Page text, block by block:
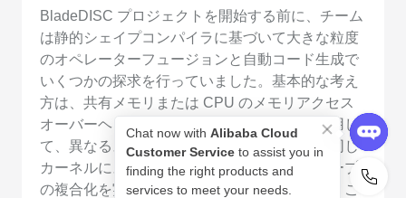
BladeDISC プロジェクトを開始する前に、チーム
は静的シェイプコンパイラに基づいて大きな粒度
のオペレーターフュージョンと自動コード生成で
いくつかの探求を行っていました。基本的な考え
方は、共有メモリまたは CPU のメモリアクセス
オーバーヘッドが低いメモリキャッシュを使用し
て、異なるスケジュールの計算サブグラフを同じ
カーネルにスティッチングし、複数の並列ループ
の複合化を実現することとして要約できます。こ